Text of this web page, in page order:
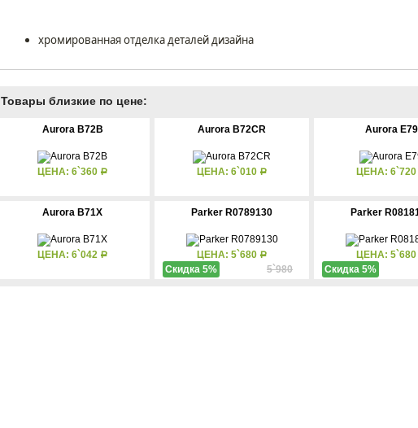
хромированная отделка деталей дизайна
Товары близкие по цене:
Aurora B72B
ЦЕНА: 6`360 Р
Aurora B72CR
ЦЕНА: 6`010 Р
Aurora E79
ЦЕНА: 6`720
Aurora B71X
ЦЕНА: 6`042 Р
Parker R0789130
ЦЕНА: 5`680 Р
5`980
Скидка 5%
Parker
ЦЕНА: 5`680
Скидка 5%